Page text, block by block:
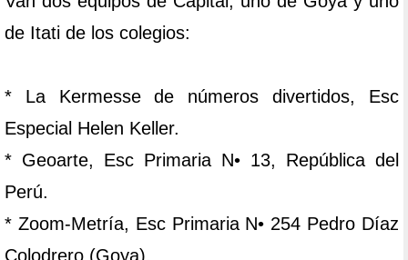
de Itati de los colegios:
* La Kermesse de números divertidos, Esc
Especial Helen Keller.
* Geoarte, Esc Primaria N• 13, República del
Perú.
* Zoom-Metría, Esc Primaria N• 254 Pedro Díaz
Colodrero (Goya).